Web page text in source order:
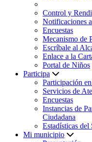
Control y
Notificaciones
Encuestas
Mecanismo de
Escríbale al
Enlace a la
Portal de Niños
Participa
Participación
Servicios de
Encuestas
Instancias de
Ciudadana
Estadísticas del
Mi municipio